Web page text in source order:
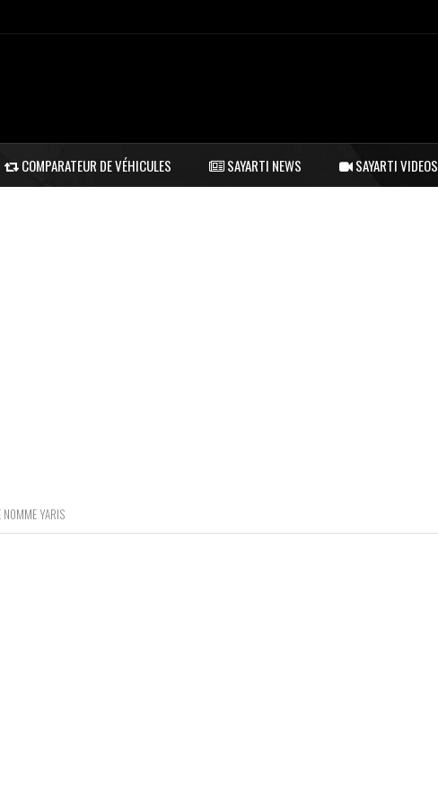
COMPARATEUR DE VÉHICULES SAYARTI NEWS SAYARTI VIDEOS
NOMME YARIS